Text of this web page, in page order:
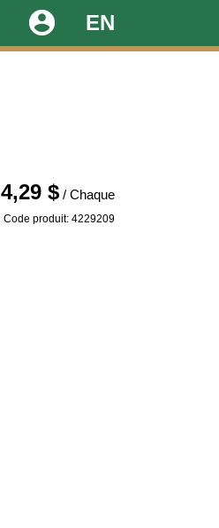
EN
account_circle
4,29 $/ Chaque
Code produit: 4229209